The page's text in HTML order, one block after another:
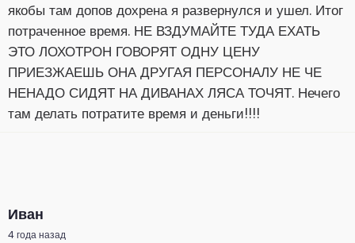
якобы там допов дохрена я развернулся и ушел. Итог
потраченное время. НЕ ВЗДУМАЙТЕ ТУДА ЕХАТЬ
ЭТО ЛОХОТРОН ГОВОРЯТ ОДНУ ЦЕНУ
ПРИЕЗЖАЕШЬ ОНА ДРУГАЯ ПЕРСОНАЛУ НЕ ЧЕ
НЕНАДО СИДЯТ НА ДИВАНАХ ЛЯСА ТОЧЯТ. Нечего
там делать потратите время и деньги!!!!
Иван
4 года назад